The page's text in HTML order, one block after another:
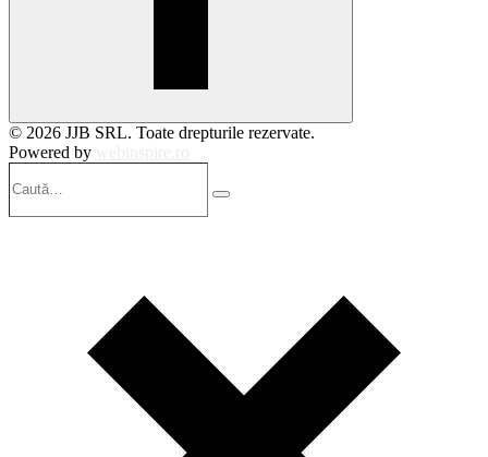
© 2026 JJB SRL. Toate drepturile rezervate.
Powered by
Search